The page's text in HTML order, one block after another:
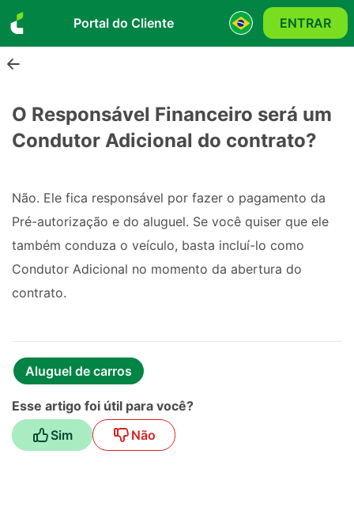
Portal do Cliente ENTRAR
O Responsável Financeiro será um
Condutor Adicional do contrato?
Não. Ele fica responsável por fazer o pagamento da
Pré-autorização e do aluguel. Se você quiser que ele
também conduza o veículo, basta incluí-lo como
Condutor Adicional no momento da abertura do
contrato.
Esse artigo foi útil para você?
Sim
Não
Aluguel de carros